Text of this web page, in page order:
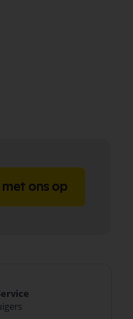
ons op